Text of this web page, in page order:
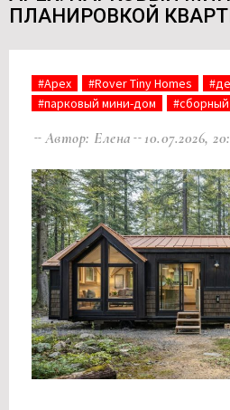
ПЛАНИРОВКОЙ
#Apex #Rover Tiny Homes
#парковый мини-дом
Автор: Елена 10.07.2026,